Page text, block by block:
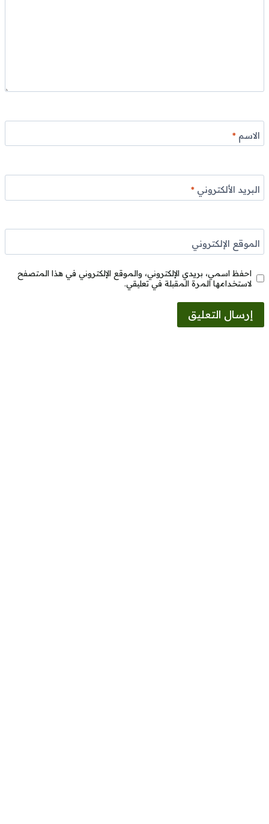
الاسم*
البريد الألكتروني*
الموقع الإلكتروني
احفظ اسمي، بريدي الإلكتروني، والموقع الإلكتروني في هذا المتصفح
لاستخدامها المرة المقبلة في تعليقي.